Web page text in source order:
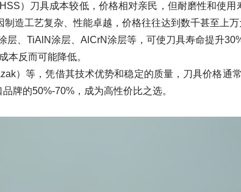
）刀具成本较低，价格相对亲民，但耐磨性和使用
造工艺复杂、性能卓越，价格往往达到数千甚至上万
、TiAlN涂层、AlCrN涂层等，可使刀具寿命提升
本反而可能降低。
）等，凭借其技术优势和稳定的质量，刀具价格通
牌的50%-70%，成为高性价比之选。